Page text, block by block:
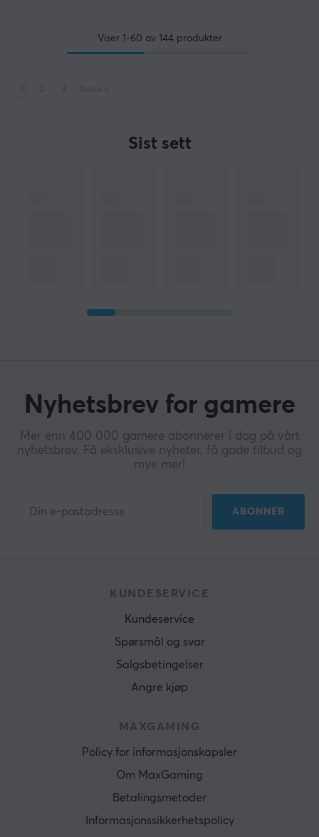
Viser 1-60 av 144produkter
Sist sett
Nyhetsbrev for gamere
Mer enn 400 000 gamere abonnerer i dag på vårt
nyhetsbrev. Få eksklusive nyheter, få gode tilbud og
mye mer!
ABONNER
KUNDESERVICE
Kundeservice
Spørsmål og svar
Salgsbetingelser
Angre kjøp
MAXGAMING
Policy for informasjonskapsler
Om MaxGaming
Betalingsmetoder
Informasjonssikkerhetspolicy